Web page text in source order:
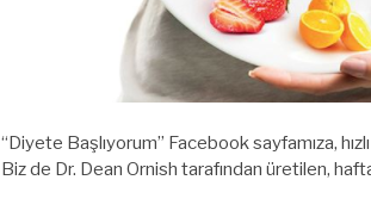
“Diyete Başlıyorum” Facebook sayfamıza,
Biz de Dr. Dean Ornish tarafından üretilen,